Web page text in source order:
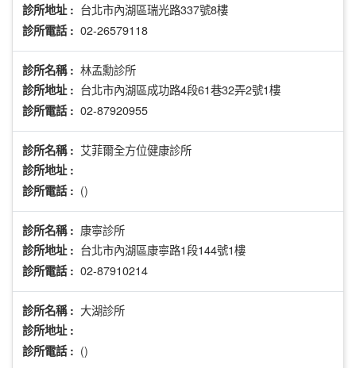
診所地址 : 台北市內湖區瑞光路337號8樓
診所電話 : 02-26579118
診所名稱 : 林孟勳診所
診所地址 : 台北市內湖區成功路4段61巷32弄2號1樓
診所電話 : 02-87920955
診所名稱 : 艾菲爾全方位健康診所
診所地址 :
診所電話 : ()
診所名稱 : 康寧診所
診所地址 : 台北市內湖區康寧路1段144號1樓
診所電話 : 02-87910214
診所名稱 : 大湖診所
診所地址 :
診所電話 : ()